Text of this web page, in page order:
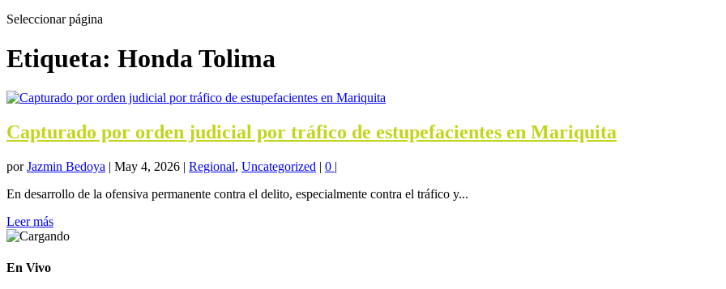
Seleccionar página
Etiqueta: Honda Tolima
Capturado por orden judicial por tráfico de estupefacientes en Mariquita
porJazmin Bedoya | May 4, 2026 | Regional, Uncategorized | 0 |
En desarrollo de la ofensiva permanente contra el delito, especialmente contra el tráfico y...
Leer más
En Vivo